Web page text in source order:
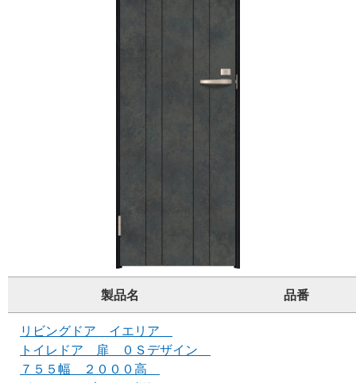
製品名 品番
リビングドア イエリア
トイレドア 扉 ０Ｓデザイン
７５５幅 ２０００高